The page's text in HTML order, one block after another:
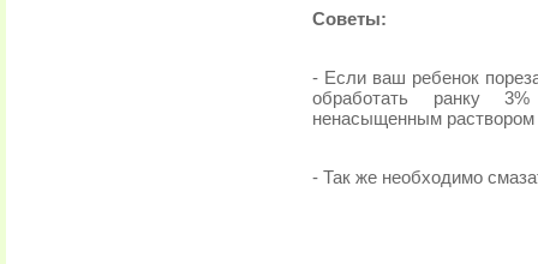
Советы:
- Если ваш ребенок
обработать ранку
ненасыщенным раствором
- Так же необходимо